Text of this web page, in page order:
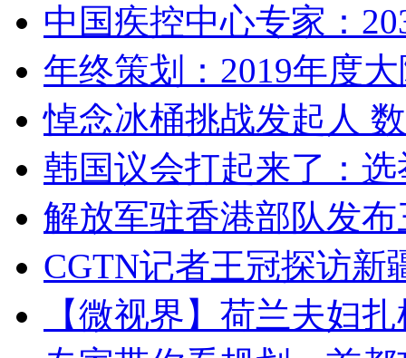
中国疾控中心专家：
年终策划：2019年度
悼念冰桶挑战发起人
韩国议会打起来了：
解放军驻香港部队发
CGTN记者王冠探访新
【微视界】荷兰夫妇